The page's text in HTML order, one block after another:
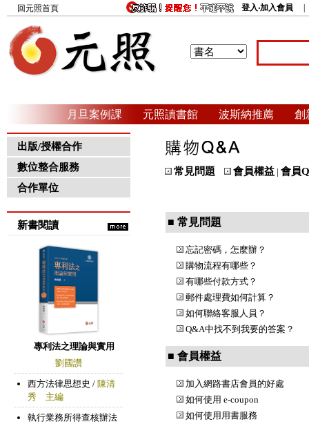
回元照首頁 登入‧加入會員
月旦案例課 元照讀書館 波斯納推薦 創
出版/授權合作
數位整合服務
合作單位
新書閱讀
專利法之理論與實用
劉國讚
西方法律思想史 / 陳清
秀 主編
執行業務所得查核辦法
常見問題 會員權益 | 會員
■ 常見問題
忘記密碼，怎麼辦？
購物流程有哪些？
有哪些付款方式？
郵件處理費如何計算？
如何聯絡客服人員？
Q&A中找不到我要的答案？
■ 會員權益
加入網路書店會員的好處
如何使用 e-coupon
如何使用用書服務